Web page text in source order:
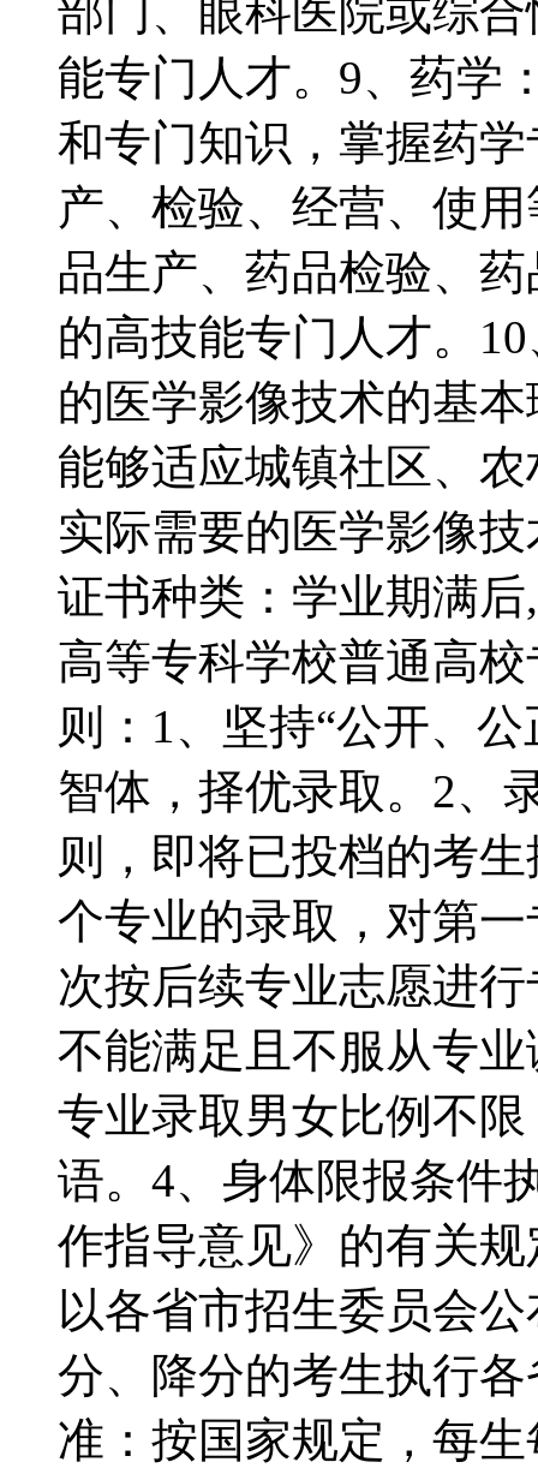
部门、眼科医院或综
能专门人才。9、药学
和专门知识，掌握药
产、检验、经营、使
品生产、药品检验、
的高技能专门人才。
的医学影像技术的基
能够适应城镇社区、
实际需要的医学影像
证书种类：学业期满
高等专科学校普通高
则：1、坚持“公开、
智体，择优录取。2、
则，即将已投档的考
个专业的录取，对第
次按后续专业志愿进
不能满足且不服从专
专业录取男女比例不
语。4、身体限报条件
作指导意见》的有关
以各省市招生委员会
分、降分的考生执行
准：按国家规定，每